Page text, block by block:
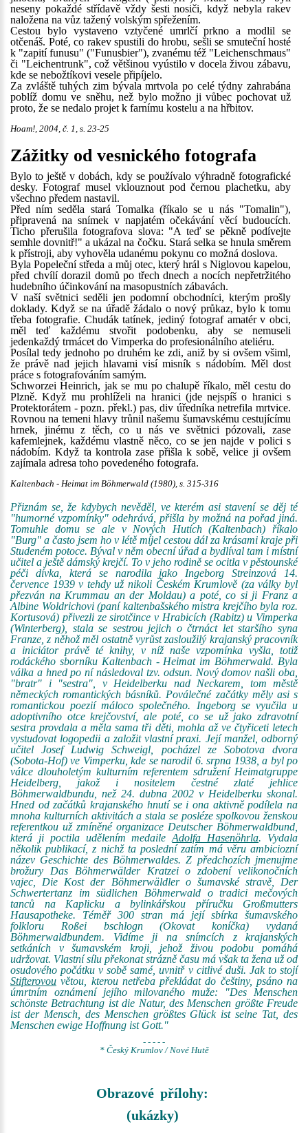
neseny pokaždé střídavě vždy šesti nosiči, když nebyla rakev
naložena na vůz tažený volským spřežením.
Cestou bylo vystaveno vztyčené umrlčí prkno a modlil se
otčenáš. Poté, co rakev spustili do hrobu, sešli se smuteční hosté
k "zapití funusu" ("Funusbier"), zvanému též "Leichenschmaus"
či "Leichentrunk", což většinou vyústilo v docela živou zábavu,
kde se nebožtíkovi vesele připíjelo.
Za zvláště tuhých zim bývala mrtvola po celé týdny zahrabána
poblíž domu ve sněhu, než bylo možno ji vůbec pochovat už
proto, že se nedalo projet k farnímu kostelu a na hřbitov.
Hoam!, 2004, č. 1, s. 23-25
Zážitky od vesnického fotografa
Bylo to ještě v dobách, kdy se používalo výhradně fotografické
desky. Fotograf musel vklouznout pod černou plachetku, aby
všechno předem nastavil.
Před ním seděla stará Tomalka (říkalo se u nás "Tomalin"),
připravená na snímek v napjatém očekávání věcí budoucích.
Ticho přerušila fotografova slova: "A teď se pěkně podívejte
semhle dovnitř!" a ukázal na čočku. Stará selka se hnula směrem
k přístroji, aby vyhověla udanému pokynu co možná doslova.
Byla Popeleční středa a můj otec, který hrál s Niglovou kapelou,
před chvílí dorazil domů po třech dnech a nocích nepřetržitého
hudebního účinkování na masopustních zábavách.
V naší světnici seděli jen podomní obchodníci, kterým prošly
doklady. Když se na úřadě žádalo o nový průkaz, bylo k tomu
třeba fotografie. Chudák tatínek, jediný fotograf amatér v obci,
měl teď každému stvořit podobenku, aby se nemuseli
jedenkaždý trmácet do Vimperka do profesionálního ateliéru.
Posílal tedy jednoho po druhém ke zdi, aniž by si ovšem všiml,
že právě nad jejich hlavami visí misník s nádobím. Měl dost
práce s fotografováním samým.
Schworzei Heinrich, jak se mu po chalupě říkalo, měl cestu do
Plzně. Když mu prohlíželi na hranici (jde nejspíš o hranici s
Protektorátem - pozn. překl.) pas, div úředníka netrefila mrtvice.
Rovnou na temeni hlavy trůnil našemu šumavskému cestujícímu
hrnek, jinému z těch, co u nás ve světnici pózovali, zase
kafemlejnek, každému vlastně něco, co se jen najde v polici s
nádobím. Když ta kontrola zase přišla k sobě, velice ji ovšem
zajímala adresa toho povedeného fotografa.
Kaltenbach - Heimat im Böhmerwald (1980), s. 315-316
Přiznám se, že kdybych nevěděl, ve kterém asi stavení se děj té
"humorné vzpomínky" odehrává, přišla by možná na pořad jiná.
Tomuhle domu se ale v Nových Hutích (Kaltenbach) říkalo
"Burg" a často jsem ho v létě míjel cestou dál za krásami kraje při
Studeném potoce. Býval v něm obecní úřad a bydlíval tam i místní
učitel a ještě dámský krejčí. To v jeho rodině se ocitla v pěstounské
péči dívka, která se narodila jako Ingeborg Streinzová 14.
července 1939 v tehdy už nikoli Českém Krumlově (za války byl
přezván na Krummau an der Moldau) a poté, co si ji Franz a
Albine Woldrichovi (paní kaltenbašského mistra krejčího byla roz.
Kortusová) přivezli ze sirotčince v Hrabicích (Rabitz) u Vimperka
(Winterberg), stala se sestrou jejich o čtrnáct let staršího syna
Franze, z něhož měl ostatně vyrůst zasloužilý krajanský pracovník
a iniciátor právě té knihy, v níž naše vzpomínka vyšla, totiž
rodáckého sborníku Kaltenbach - Heimat im Böhmerwald. Byla
válka a hned po ní následoval tzv. odsun. Nový domov našli oba,
"bratr" i "sestra", v Heidelberku nad Neckarem, tom městě
německých romantických básníků. Poválečné začátky měly asi s
romantickou poezií máloco společného. Ingeborg se vyučila u
adoptivního otce krejčovství, ale poté, co se už jako zdravotní
sestra provdala a měla sama tři děti, mohla až ve čtyřiceti letech
vystudovat logopedii a založit vlastní praxi. Její manžel, odborný
učitel Josef Ludwig Schweigl, pocházel ze Sobotova dvora
(Sobota-Hof) ve Vimperku, kde se narodil 6. srpna 1938, a byl po
válce dlouholetým kulturním referentem sdružení Heimatgruppe
Heidelberg, jakož i nositelem čestné zlaté jehlice
Böhmerwaldbundu, než 24. dubna 2002 v Heidelberku skonal.
Hned od začátků krajanského hnutí se i ona aktivně podílela na
mnoha kulturních aktivitách a stala se posléze spolkovou ženskou
referentkou už zmíněné organizace Deutscher Böhmerwaldbund,
která ji poctila udělením medaileAdolfa Hasenöhrla. Vydala
několik publikací, z nichž ta poslední zatím má věru ambiciozní
název Geschichte des Böhmerwaldes. Z předchozích jmenujme
brožury Das Böhmerwälder Kratzei o zdobení velikonočních
vajec, Die Kost der Böhmerwäldler o šumavské stravě, Der
Schwertertanz im südlichen Böhmerwald o tradici mečových
tanců na Kaplicku a bylinkářskou příručku Großmutters
Hausapotheke. Téměř 300 stran má její sbírka šumavského
folkloru Roßei bschlogn (Okovat koníčka) vydaná
Böhmerwaldbundem. Vidíme ji na snímcích z krajanských
setkáních v šumavském kroji, jehož živou podobu pomáhá
udržovat. Vlastní sílu překonat strázně času má však ta žena už od
osudového počátku v sobě samé, uvnitř v citlivé duši. Jak to stojí
Stifterovou větou, kterou netřeba překládat do češtiny, psáno na
úmrtním oznámení jejího milovaného muže: "Des Menschen
schönste Betrachtung ist die Natur, des Menschen größte Freude
ist der Mensch, des Menschen größtes Glück ist seine Tat, des
Menschen ewige Hoffnung ist Gott."
- - - - -
* Český Krumlov / Nové Hutě
Obrazové přílohy:
(ukázky)